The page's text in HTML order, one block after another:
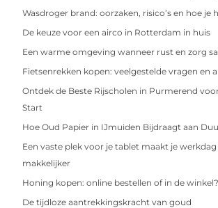
Wasdroger brand: oorzaken, risico’s en hoe je
De keuze voor een airco in Rotterdam in huis
Een warme omgeving wanneer rust en zorg
Fietsenrekken kopen: veelgestelde vragen en
Ontdek de Beste Rijscholen in Purmerend
Start
Hoe Oud Papier in IJmuiden Bijdraagt aan
Een vaste plek voor je tablet maakt je
makkelijker
Honing kopen: online bestellen of in de winkel?
De tijdloze aantrekkingskracht van goud